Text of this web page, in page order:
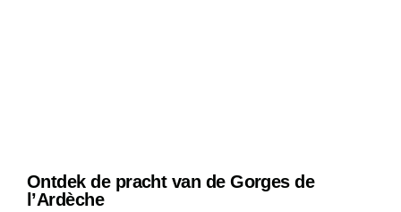
Ontdek de pracht van de Gorges de
l’Ardèche